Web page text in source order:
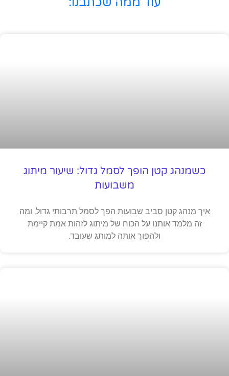
כשמנהג קטן הופך לסמל גדול: שיעור מיתוג
משבועות
איך מנהג קטן סביב שבועות הפך לסמל תרבותי גדול, ומה
זה מלמד אותנו על הכוח של מיתוג לזהות אמת קיימת
ולהפוך אותה למותג שעובד.